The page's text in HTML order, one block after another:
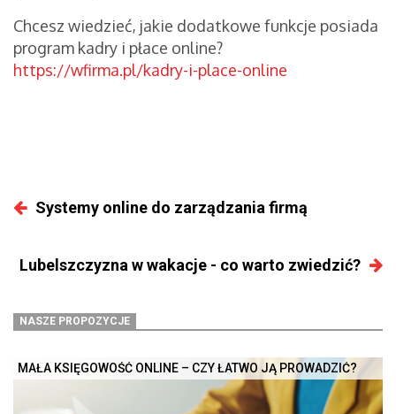
Chcesz wiedzieć, jakie dodatkowe funkcje posiada
program kadry i płace online?
https://wfirma.pl/kadry-i-place-online
Systemy online do zarządzania firmą
Lubelszczyzna w wakacje - co warto zwiedzić?
NASZE PROPOZYCJE
MAŁA KSIĘGOWOŚĆ ONLINE – CZY ŁATWO JĄ PROWADZIĆ?